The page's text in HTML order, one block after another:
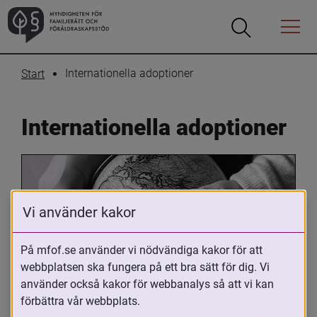
Öppna
Öppna
Menyn
Start Internationella adoptioner
Internationella adoptioner
Oavsett om du är adopterad,
adoptivförälder eller arbetar med
Vi använder kakor
På mfof.se använder vi nödvändiga kakor för att
webbplatsen ska fungera på ett bra sätt för dig. Vi
använder också kakor för webbanalys så att vi kan
förbättra vår webbplats.